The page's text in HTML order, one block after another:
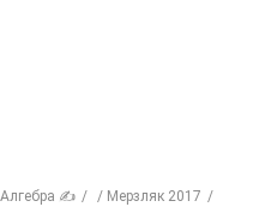
Алгебра ✍
Мерзляк 2017